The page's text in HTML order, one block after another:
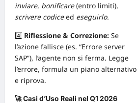
inviare, bonificare(entro limiti),
scrivere codiceed eseguirlo.
4️⃣ Riflessione & Correzione: Se
l’azione fallisce (es. “Errore server
SAP”), l’agente non si ferma. Legge
l’errore, formula un piano alternativo
e riprova.
🚀 Casi d’Uso Reali nel Q1 2026